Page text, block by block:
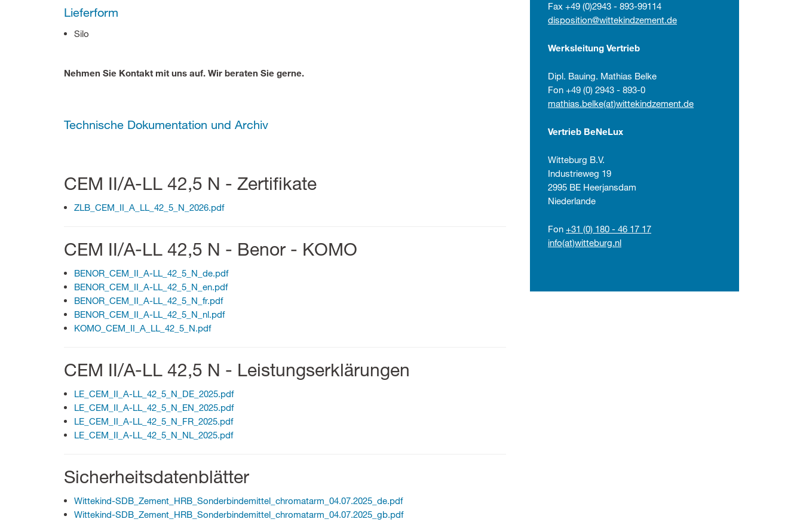
Lieferform
Silo
Nehmen Sie Kontakt mit uns auf. Wir beraten Sie gerne.
Technische Dokumentation und Archiv
CEM II/A-LL 42,5 N - Zertifikate
ZLB_CEM_II_A_LL_42_5_N_2026.pdf
CEM II/A-LL 42,5 N - Benor - KOMO
BENOR_CEM_II_A-LL_42_5_N_de.pdf
BENOR_CEM_II_A-LL_42_5_N_en.pdf
BENOR_CEM_II_A-LL_42_5_N_fr.pdf
BENOR_CEM_II_A-LL_42_5_N_nl.pdf
KOMO_CEM_II_A_LL_42_5_N.pdf
CEM II/A-LL 42,5 N - Leistungserklärungen
LE_CEM_II_A-LL_42_5_N_DE_2025.pdf
LE_CEM_II_A-LL_42_5_N_EN_2025.pdf
LE_CEM_II_A-LL_42_5_N_FR_2025.pdf
LE_CEM_II_A-LL_42_5_N_NL_2025.pdf
Sicherheitsdatenblätter
Wittekind-SDB_Zement_HRB_Sonderbindemittel_chromatarm_04.07.2025_de.pdf
Wittekind-SDB_Zement_HRB_Sonderbindemittel_chromatarm_04.07.2025_gb.pdf
Fax +49 (0)2943 - 893-99114
disposition@wittekindzement.de
Werksleitung Vertrieb
Dipl. Bauing. Mathias Belke
Fon +49 (0) 2943 - 893-0
mathias.belke(at)wittekindzement.de
Vertrieb BeNeLux
Witteburg B.V.
Industrieweg 19
2995 BE Heerjansdam
Niederlande
Fon +31 (0) 180 - 46 17 17
info(at)witteburg.nl